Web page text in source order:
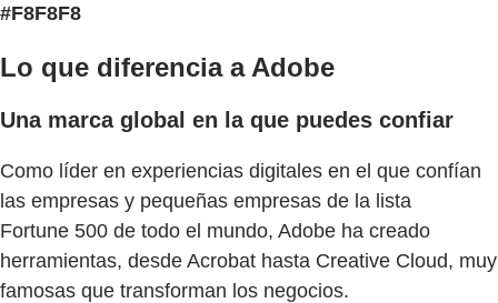
#F8F8F8
Lo que diferencia a Adobe
Una marca global en la que puedes confiar
Como líder en experiencias digitales en el que confían
las empresas y pequeñas empresas de la lista
Fortune 500 de todo el mundo, Adobe ha creado
herramientas, desde Acrobat hasta Creative Cloud, muy
famosas que transforman los negocios.